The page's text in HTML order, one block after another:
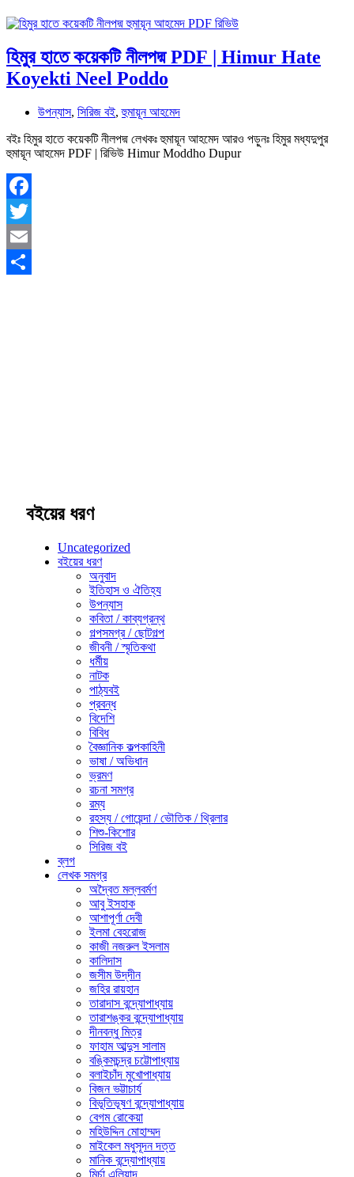
হিমুর হাতে কয়েকটি নীলপদ্ম PDF | Himur Hate
Koyekti Neel Poddo
উপন্যাস, সিরিজ বই,হুমায়ূন আহমেদ
বইঃ হিমুর হাতে কয়েকটি নীলপদ্ম লেখকঃ হুমায়ূন আহমেদ আরও পড়ুনঃ হিমুর মধ্যদুপুর
হুমায়ূন আহমেদ PDF | রিভিউ Himur Moddho Dupur
Facebook
Twitter
Email
বইয়ের ধরণ
Uncategorized
বইয়ের ধরণ
অনুবাদ
ইতিহাস ও ঐতিহ্য
উপন্যাস
কবিতা / কাব্যগ্রন্থ
গল্পসমগ্র / ছোটগল্প
জীবনী / স্মৃতিকথা
ধর্মীয়
নাটক
পাঠ্যবই
প্রবন্ধ
বিদেশি
বিবিধ
বৈজ্ঞানিক কল্পকাহিনী
ভাষা / অভিধান
ভ্রমণ
রচনা সমগ্র
রম্য
রহস্য / গোয়েন্দা / ভৌতিক / থ্রিলার
শিশু-কিশোর
সিরিজ বই
ব্লগ
লেখক সমগ্র
অদ্বৈত মল্লবর্মণ
আবু ইসহাক
আশাপূর্ণা দেবী
ইলমা বেহরোজ
কাজী নজরুল ইসলাম
কালিদাস
জসীম উদ্‌দীন
জহির রায়হান
তারাদাস বন্দ্যোপাধ্যায়
তারাশঙ্কর বন্দ্যোপাধ্যায়
দীনবন্ধু মিত্র
ফাহাম আব্দুস সালাম
বঙ্কিমচন্দ্র চট্টোপাধ্যায়
বলাইচাঁদ মুখোপাধ্যায়
বিজন ভট্টাচার্য
বিভূতিভূষণ বন্দ্যোপাধ্যায়
বেগম রোকেয়া
মহিউদ্দিন মোহাম্মদ
মাইকেল মধুসূদন দত্ত
মানিক বন্দ্যোপাধ্যায়
মির্চা এলিয়াদ